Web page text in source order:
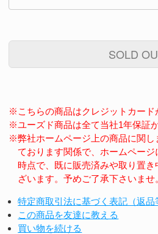
SOLD
※こちらの商品はクレジットカード
※ユーズド商品は全て当社1年保証が
※弊社ホームページ上の商品に関し
ております関係で、ホームペー
時点で、既に販売済みや取り置
ざいます。予めご了承下さいませ
特定商取引法に基づく表記（返品
この商品を友達に教える
買い物を続ける